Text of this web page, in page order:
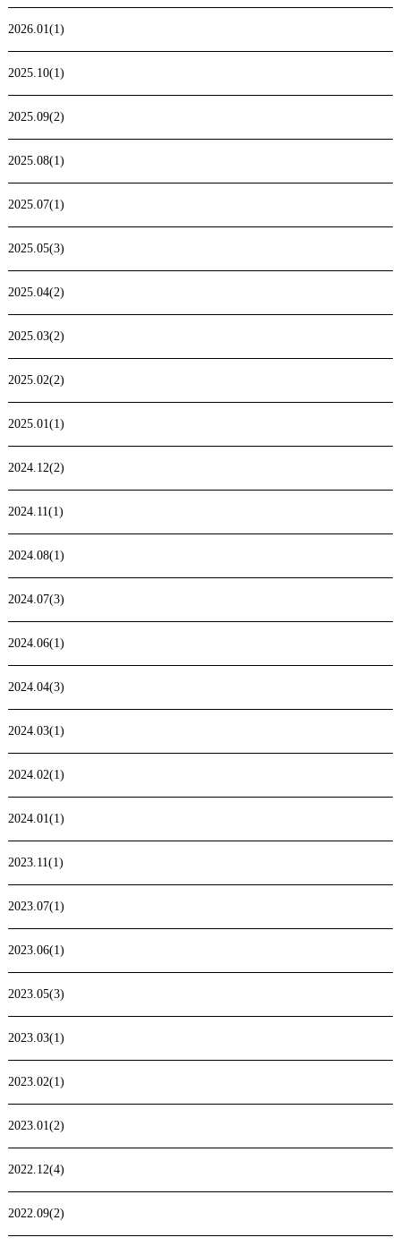
2026.01(1)
2025.10(1)
2025.09(2)
2025.08(1)
2025.07(1)
2025.05(3)
2025.04(2)
2025.03(2)
2025.02(2)
2025.01(1)
2024.12(2)
2024.11(1)
2024.08(1)
2024.07(3)
2024.06(1)
2024.04(3)
2024.03(1)
2024.02(1)
2024.01(1)
2023.11(1)
2023.07(1)
2023.06(1)
2023.05(3)
2023.03(1)
2023.02(1)
2023.01(2)
2022.12(4)
2022.09(2)